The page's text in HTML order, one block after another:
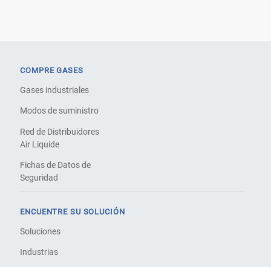
COMPRE GASES
Gases industriales
Modos de suministro
Red de Distribuidores
Air Liquide
Fichas de Datos de
Seguridad
ENCUENTRE SU SOLUCIÓN
Soluciones
Industrias